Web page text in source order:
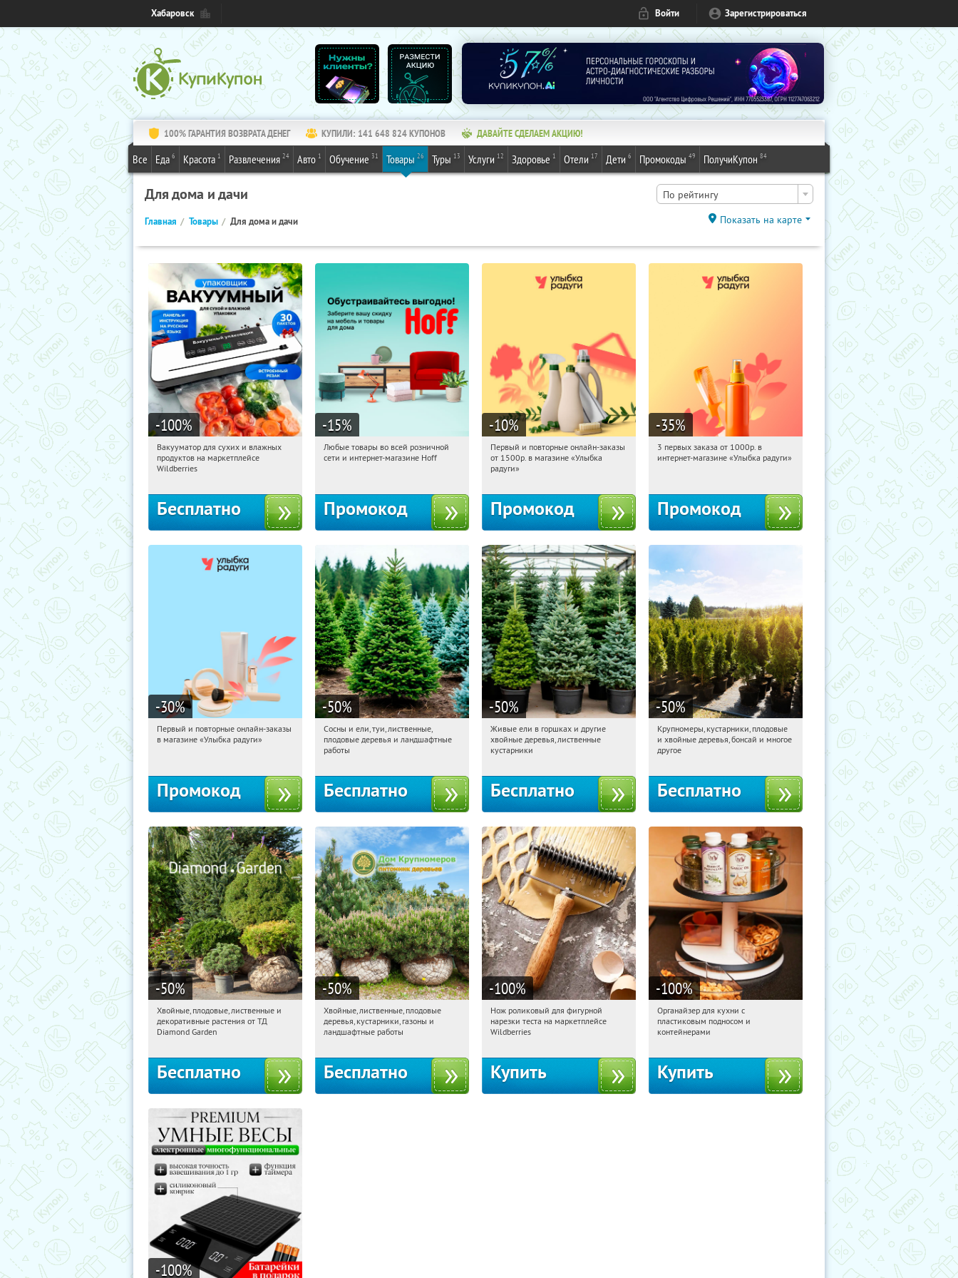
Хабаровск Войти Зарегистрироваться
100% ГАРАНТИЯ ВОЗВРАТА ДЕНЕГ КУПИЛИ: 141 648 824КУПОНОВ ДАВАЙТЕ СДЕЛАЕМ АКЦИЮ!
Все Еда 6 Красота 1 Развлечения 24 Авто 1 Обучение 31 Товары 26 Туры 13 Услуги 12 Здоровье 1 Отели 17 Дети 6 Промокоды 49 ПолучиКупон 84
Для дома и дачи По рейтингу
Главная Товары Для дома и дачи Показать на карте
-100%
04:07:54 Получили:180
Россия
Вакууматор для сухих и влажных
продуктов на маркетплейсе
Wildberries
Бесплатно
-15%
04:07:54 Получили:
Любые товары во всей розничной
сети и интернет-магазине Hoff
Промокод
-10%
04:07:54 Получили:1
Россия
Первый и повторные онлайн-заказы
от 1500р. в магазине «Улыбка
радуги»
Промокод
-35%
04:07:54 Получили:
3 первых заказа от 1000р. в
интернет-магазине «Улыбка радуги»
Промокод
-30%
04:07:54 Получили:2
Первый и повторные онлайн-заказы
в магазине «Улыбка радуги»
Промокод
-50%
04:07:54 Получили:
Московская обл., г. Химки,
Сосны и ели, туи, лиственные,
плодовые деревья и ландшафтные
работы
Бесплатно
-50%
04:07:54 Получили:
Московская обл., г. Химки,
Живые ели в горшках и другие
хвойные деревья, лиственные
кустарники
Бесплатно
-50%
04:07:54 Получили:28
Москва, Рябиновая улица, 17
Крупномеры, кустарники, плодовые
и хвойные деревья, бонсай и многое
другое
Бесплатно
-50%
04:07:54 Получили:
Выставочная
Хвойные, плодовые, лиственные и
декоративные растения от ТД
Diamond Garden
Бесплатно
-50%
04:07:54 Получили:
Павелецкая
Угрешская
Хвойные, лиственные, плодовые
деревья, кустарники, газоны и
ландшафтные работы
Бесплатно
-100%
04:07:54 Получили:
Россия
Нож роликовый для фигурной
нарезки теста на маркетплейсе
Wildberries
Купить
-100%
04:07:54 Получили:
Россия
Органайзер для кухни с
пластиковым подносом и
контейнерами
Купить
-100%